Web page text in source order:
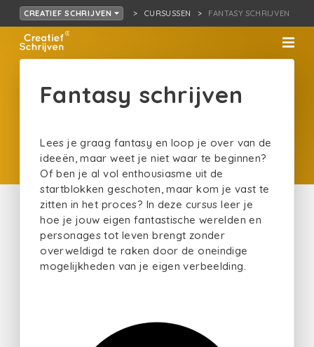
CREATIEF SCHRIJVEN CURSUSSEN FANTASY SCHRIJVEN
Fantasy schrijven
Lees je graag fantasy en loop je over van de
ideeën, maar weet je niet waar te beginnen?
Of ben je al vol enthousiasme uit de
startblokken geschoten, maar kom je vast te
zitten in het proces? In deze cursus leer je
hoe je jouw eigen fantastische werelden en
personages tot leven brengt zonder
overweldigd te raken door de oneindige
mogelijkheden van je eigen verbeelding.